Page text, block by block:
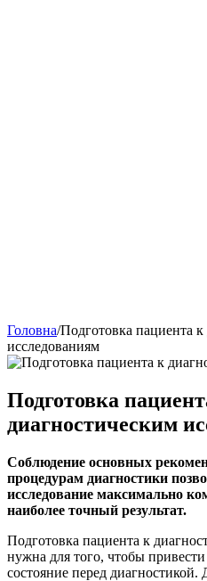
Головна/Подготовка пациента
исследованиям
Подготовка
диагностическим
Соблюдение основных
процедурам диагностики
исследование максимально
наиболее точный результат.
Подготовка пациента к
нужна для того, чтобы
состояние перед